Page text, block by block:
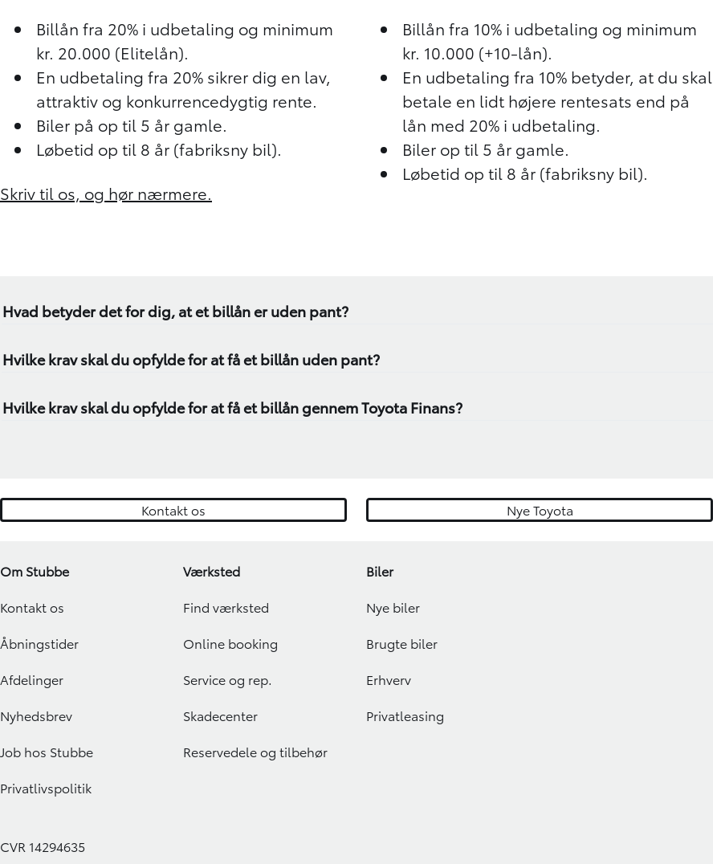
Billån fra 20% i udbetaling og minimum
kr. 20.000 (Elitelån).
En udbetaling fra 20% sikrer dig en lav,
attraktiv og konkurrencedygtig rente.
Biler på op til 5 år gamle.
Løbetid op til 8 år (fabriksny bil).
Skriv til os, og hør nærmere.
Billån fra 10% i udbetaling og minimum
kr. 10.000 (+10-lån).
En udbetaling fra 10% betyder, at du skal
betale en lidt højere rentesats end på
lån med 20% i udbetaling.
Biler op til 5 år gamle.
Løbetid op til 8 år (fabriksny bil).
Hvad betyder det for dig, at et billån er uden pant?
Hvilke krav skal du opfylde for at få et billån uden pant?
Hvilke krav skal du opfylde for at få et billån gennem Toyota Finans?
Kontakt os Nye Toyota
Om Stubbe
Kontakt os
Åbningstider
Afdelinger
Nyhedsbrev
Job hos Stubbe
Privatlivspolitik
Værksted
Find værksted
Online booking
Service og rep.
Skadecenter
Reservedele og tilbehør
Biler
Nye biler
Brugte biler
Erhverv
Privatleasing
CVR 14294635